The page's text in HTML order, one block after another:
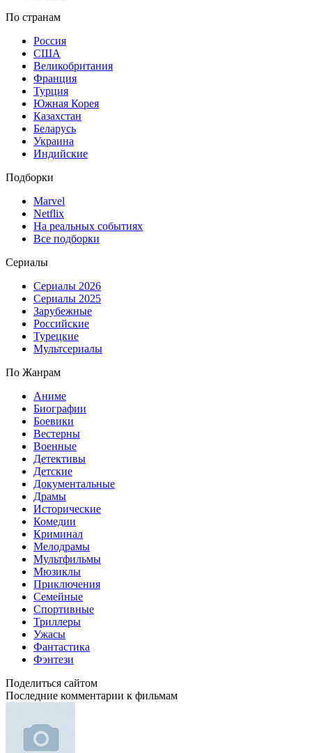
По странам
Россия
США
Великобритания
Франция
Турция
Южная Корея
Казахстан
Беларусь
Украина
Индийские
Подборки
Marvel
Netflix
На реальных событиях
Все подборки
Сериалы
Сериалы 2026
Сериалы 2025
Зарубежные
Российские
Турецкие
Мультсериалы
По Жанрам
Аниме
Биографии
Боевики
Вестерны
Военные
Детективы
Детские
Документальные
Драмы
Исторические
Комедии
Криминал
Мелодрамы
Мультфильмы
Мюзиклы
Приключения
Семейные
Спортивные
Триллеры
Ужасы
Фантастика
Фэнтези
Поделиться сайтом
Последние комментарии к фильмам